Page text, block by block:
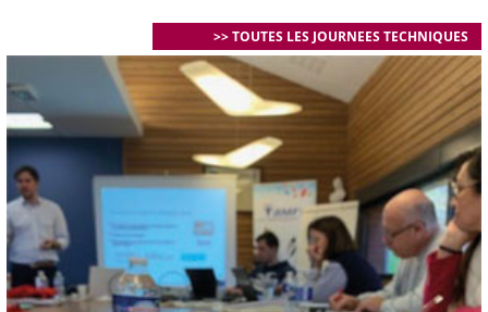
>> TOUTES LES JOURNEES TECHNIQUES